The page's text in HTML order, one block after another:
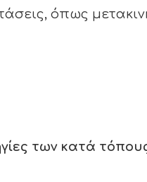
όπως
των κατά